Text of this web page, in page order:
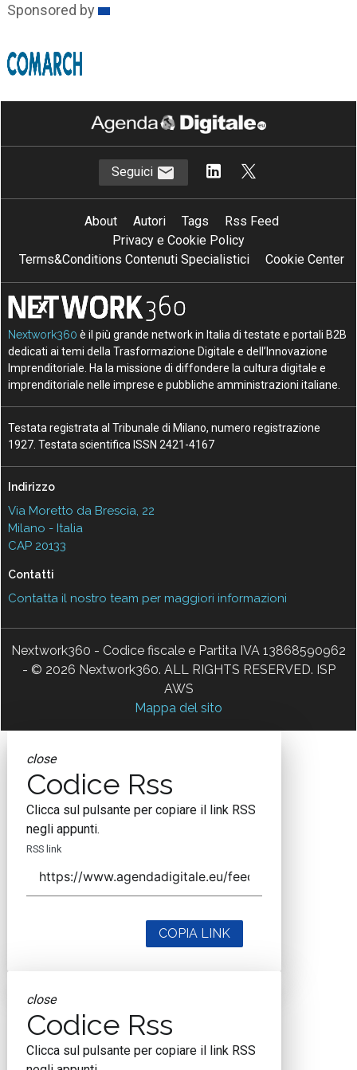
Sponsored by
Seguici
About Autori Tags
Rss Feed
Privacy e Cookie Policy
Terms&Conditions Contenuti Specialistici
Cookie Center
Nextwork360 è il più grande network in Italia di testate e portali B2B
dedicati ai temi della Trasformazione Digitale e dell’Innovazione
Imprenditoriale. Ha la missione di diffondere la cultura digitale e
imprenditoriale nelle imprese e pubbliche amministrazioni italiane.
Testata registrata al Tribunale di Milano, numero registrazione
1927. Testata scientifica ISSN 2421-4167
Indirizzo
Via Moretto da Brescia, 22
Milano - Italia
CAP 20133
Contatti
Contatta il nostro team per maggiori informazioni
Nextwork360 - Codice fiscale e Partita IVA 13868590962
- © 2026 Nextwork360. ALL RIGHTS RESERVED. ISP
AWS
Mappa del sito
close
Codice Rss
Clicca sul pulsante per copiare il link RSS
negli appunti.
RSS link
COPIA LINK
close
Codice Rss
Clicca sul pulsante per copiare il link RSS